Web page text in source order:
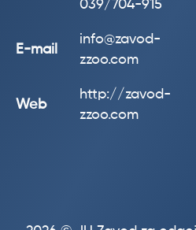
039/704-915
E-mail
info@zavod-
zzoo.com
Web
http://zavod-
zzoo.com